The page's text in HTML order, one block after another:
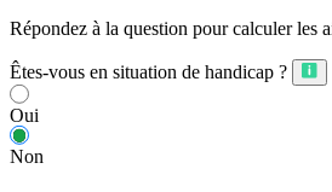
Répondez à la question pour calculer les
Êtes-vous en situation de handicap ?
Oui
Non